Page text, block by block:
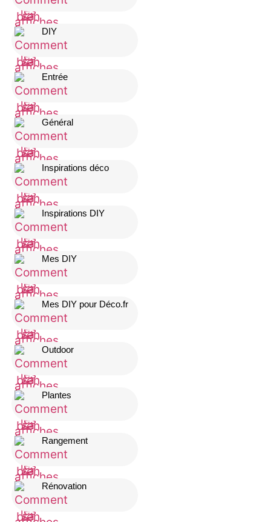
DIY
Entrée
Général
Inspirations déco
Inspirations DIY
Mes DIY
Mes DIY pour Déco.fr
Outdoor
Plantes
Rangement
Rénovation